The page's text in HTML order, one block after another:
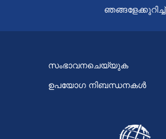
ഞങ്ങളേക്കുറിച്ച്
സംഭാവനചെയ്യുക
ഉപയോഗ നിബന്ധനകൾ